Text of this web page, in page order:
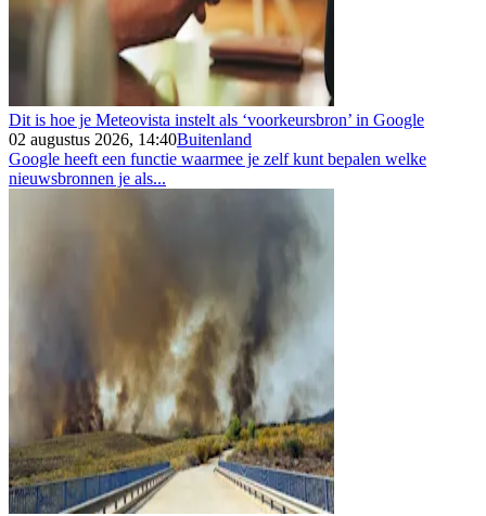
Dit is hoe je Meteovista instelt als ‘voorkeursbron’ in Google
02 augustus 2026, 14:40Buitenland
Google heeft een functie waarmee je zelf kunt bepalen welke
nieuwsbronnen je als...